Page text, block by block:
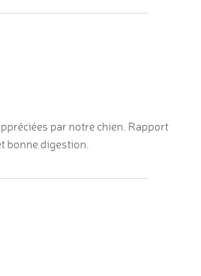
par notre chien. Rapport
bonne digestion.